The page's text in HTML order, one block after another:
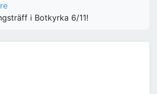
i Botkyrka 6/11!